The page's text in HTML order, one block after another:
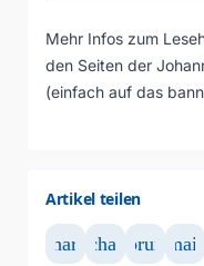
Mehr Infos zum
den Seiten der
(einfach auf das
Artikel teilen
share chat forum mail